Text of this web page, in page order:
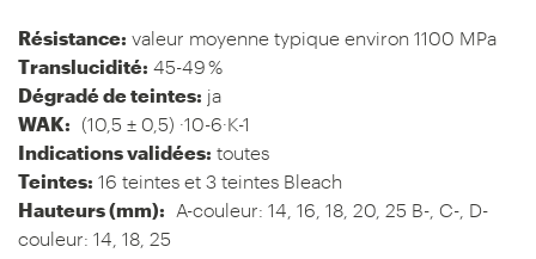
Résistance: valeur moyenne typique environ 1100 MPa
Translucidité: 45-49 %
Dégradé de teintes: ja
WAK: (10,5 ± 0,5) ·10-6·K-1
Indications validées: toutes
Teintes: 16 teintes et 3 teintes Bleach
Hauteurs (mm): A-couleur: 14, 16, 18, 20, 25 B-, C-, D-
couleur: 14, 18, 25